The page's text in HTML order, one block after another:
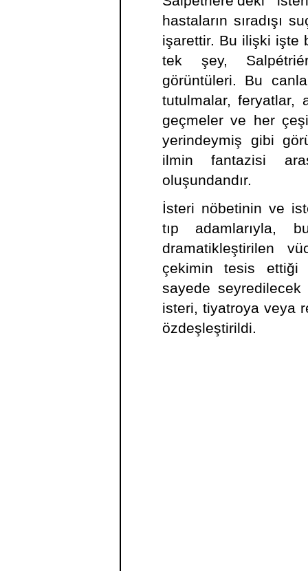
hastaların sıradışı
işarettir. Bu ilişki işte
tek şey,
görüntüleri. Bu
tutulmalar, feryatlar,
geçmeler ve her
yerindeymiş gibi
ilmin fantazisi
oluşundandır.
İsteri nöbetinin ve
tıp adamlarıyla,
dramatikleştirilen
çekimin tesis ettiği
sayede
isteri, tiyatroya veya
özdeşleştirildi.